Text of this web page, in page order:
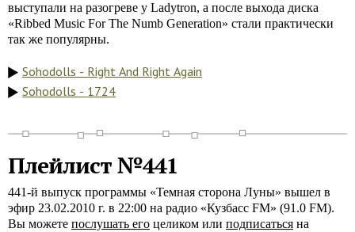
выступали на разогреве у Ladytron, а после выхода диска
«Ribbed Music For The Numb Generation» стали практически
так же популярны.
Sohodolls - Right And Right Again
Sohodolls - 1724
Плейлист №441
441-й выпуск программы «Темная сторона Луны» вышел в
эфир 23.02.2010 г. в 22:00 на радио «Кузбасс FM» (91.0 FM).
Вы можете послушать его целиком или подписаться на